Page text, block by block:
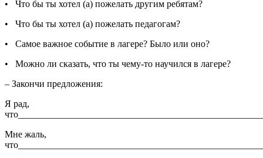
• Что бы ты хотел (а) пожелать другим ребятам?
• Что бы ты хотел (а) пожелать педагогам?
• Самое важное событие в лагере? Было или оно?
• Можно ли сказать, что ты чему-то научился в лагере?
– Закончи предложения:
Я рад,
Мне жаль,